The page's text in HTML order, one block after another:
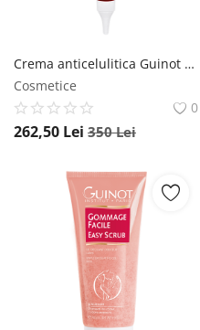
Crema anticelulitica Guinot Slim Logic 125ml Guinot
Cosmetice
0
262,50 Lei 350Lei